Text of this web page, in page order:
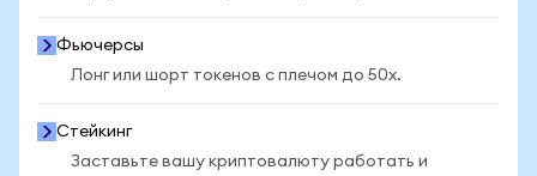
Фьючерсы
Лонг или шорт токенов с плечом до 50x.
Стейкинг
Заставьте вашу криптовалюту работать и